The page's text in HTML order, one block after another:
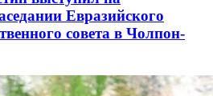
Евразийского
совета в Чолпон-